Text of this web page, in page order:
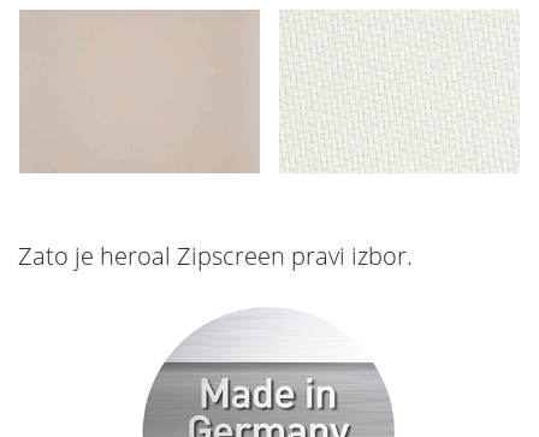
Zato je heroal Zipscreen pravi izbor.